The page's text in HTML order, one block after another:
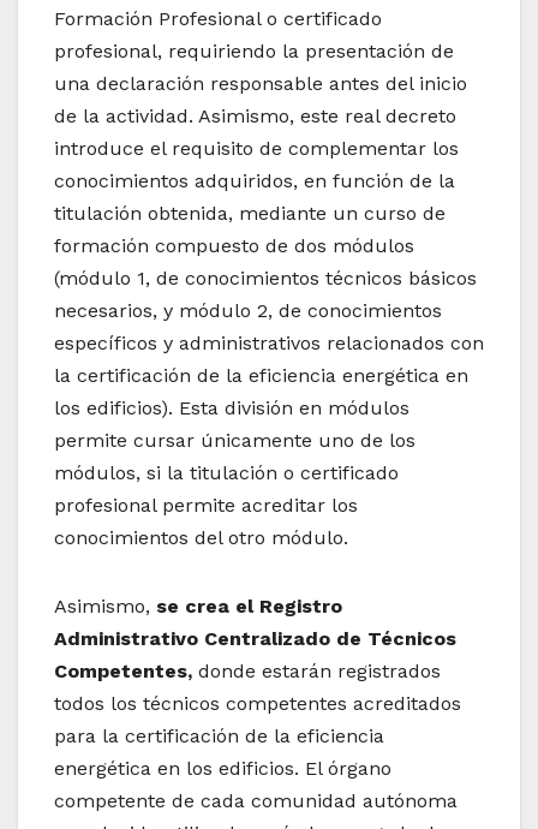
Formación Profesional o certificado
profesional, requiriendo la presentación de
una declaración responsable antes del inicio
de la actividad. Asimismo, este real decreto
introduce el requisito de complementar los
conocimientos adquiridos, en función de la
titulación obtenida, mediante un curso de
formación compuesto de dos módulos
(módulo 1, de conocimientos técnicos básicos
necesarios, y módulo 2, de conocimientos
específicos y administrativos relacionados con
la certificación de la eficiencia energética en
los edificios). Esta división en módulos
permite cursar únicamente uno de los
módulos, si la titulación o certificado
profesional permite acreditar los
conocimientos del otro módulo.
Asimismo, se crea el Registro
Administrativo Centralizado de Técnicos
Competentes, donde estarán registrados
todos los técnicos competentes acreditados
para la certificación de la eficiencia
energética en los edificios. El órgano
competente de cada comunidad autónoma